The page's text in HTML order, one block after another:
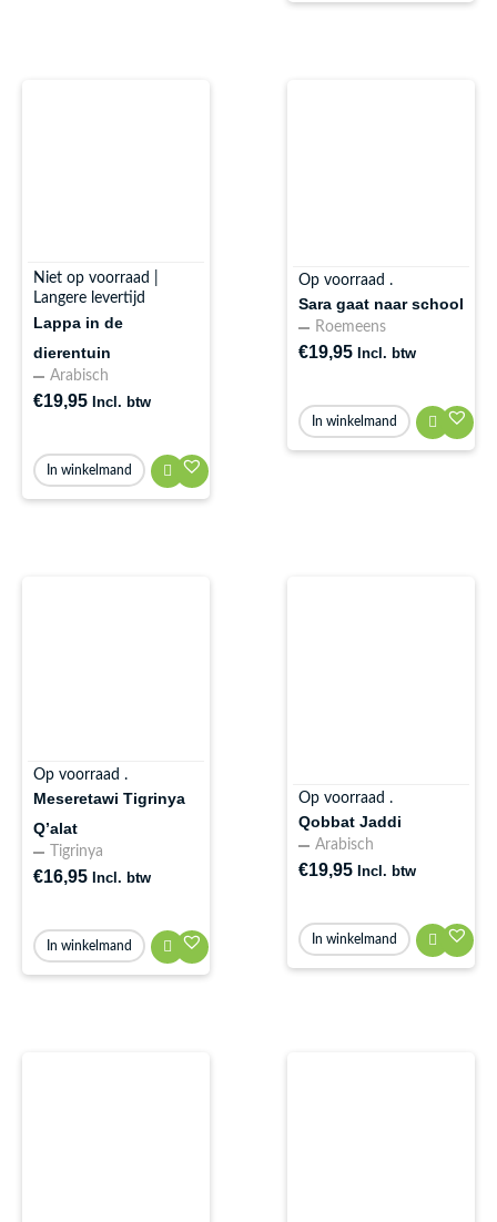
Niet op voorraad |
Langere levertijd
Lappa in de
dierentuin
Arabisch
€19,95 Incl. btw
In winkelmand
Op voorraad .
Sara gaat naar school
Roemeens
€19,95 Incl. btw
In winkelmand
Op voorraad .
Meseretawi Tigrinya
Q’alat
Tigrinya
€16,95 Incl. btw
In winkelmand
Op voorraad .
Qobbat Jaddi
Arabisch
€19,95 Incl. btw
In winkelmand